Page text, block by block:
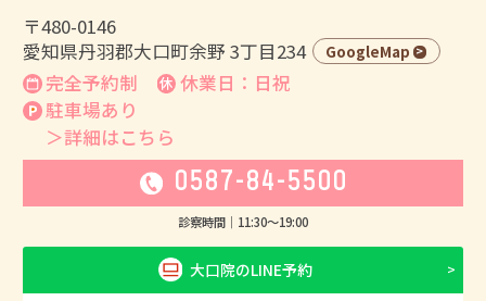
〒480-0146
愛知県丹羽郡大口町余野 3丁目234
GoogleMap
完全予約制
休業日：日祝
駐車場あり
＞詳細はこちら
0587-84-5500
診察時間｜ 11:30〜19:00
大口院のLINE予約